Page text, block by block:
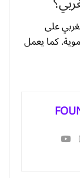
على
كما يعمل